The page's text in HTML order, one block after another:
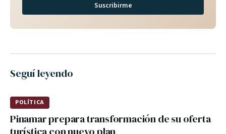
Suscribirme
Seguí leyendo
POLÍTICA
Pinamar prepara transformación de su oferta